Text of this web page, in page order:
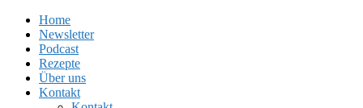
Home
Newsletter
Podcast
Rezepte
Über uns
Kontakt